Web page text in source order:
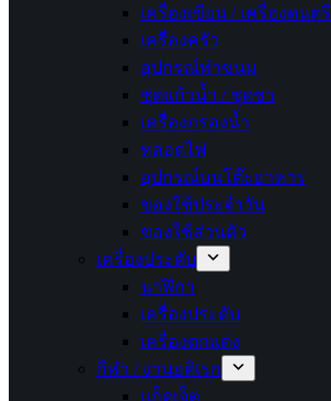
เครื่องเขียน / เครื่องดนตรี
เครื่องครัว
อุปกรณ์ทำขนม
ชุดแก้วน้ำ / ชุดชา
เครื่องกรองน้ำ
หลอดไฟ
อุปกรณ์บนโต๊ะอาหาร
ของใช้ประจำวัน
ของใช้ส่วนตัว
เครื่องประดับ
นาฬิกา
เครื่องประดับ
เครื่องตกแต่ง
กีฬา / งานอดิเรก
แก็ดเจ็ต